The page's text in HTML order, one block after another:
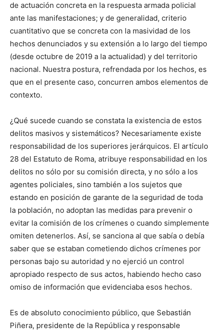
de actuación concreta en la respuesta armada policial
ante las manifestaciones; y de generalidad, criterio
cuantitativo que se concreta con la masividad de los
hechos denunciados y su extensión a lo largo del tiempo
(desde octubre de 2019 a la actualidad) y del territorio
nacional. Nuestra postura, refrendada por los hechos, es
que en el presente caso, concurren ambos elementos de
contexto.
¿Qué sucede cuando se constata la existencia de estos
delitos masivos y sistemáticos? Necesariamente existe
responsabilidad de los superiores jerárquicos. El artículo
28 del Estatuto de Roma, atribuye responsabilidad en los
delitos no sólo por su comisión directa, y no sólo a los
agentes policiales, sino también a los sujetos que
estando en posición de garante de la seguridad de toda
la población, no adoptan las medidas para prevenir o
evitar la comisión de los crímenes o cuando simplemente
omiten detenerlos. Así, se sanciona al que sabía o debía
saber que se estaban cometiendo dichos crímenes por
personas bajo su autoridad y no ejerció un control
apropiado respecto de sus actos, habiendo hecho caso
omiso de información que evidenciaba esos hechos.
Es de absoluto conocimiento público, que Sebastián
Piñera, presidente de la República y responsable